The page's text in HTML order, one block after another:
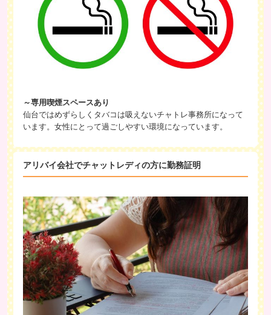
～専用喫煙スペースあり
仙台ではめずらしくタバコは吸えないチャトレ事務所になって
います。女性にとって過ごしやすい環境になっています。
アリバイ会社でチャットレディの方に勤務証明